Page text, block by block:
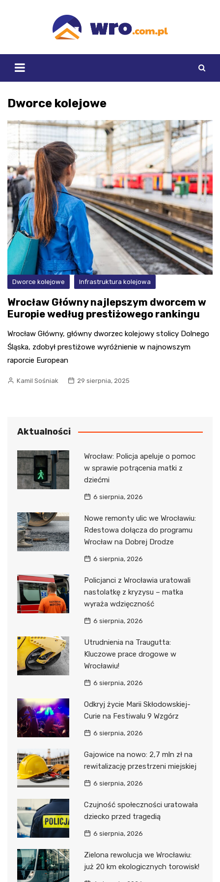
Dworce kolejowe
Dworce kolejowe Infrastruktura kolejowa
Wrocław Główny najlepszym dworcem w
Europie według prestiżowego rankingu
Wrocław Główny, główny dworzec kolejowy stolicy Dolnego
Śląska, zdobył prestiżowe wyróżnienie w najnowszym
raporcie European
Kamil Sośniak 29 sierpnia, 2025
Aktualności
Wrocław: Policja apeluje o pomoc
w sprawie potrącenia matki z
dziećmi
6 sierpnia, 2026
Nowe remonty ulic we Wrocławiu:
Rdestowa dołącza do programu
Wrocław na Dobrej Drodze
6 sierpnia, 2026
Policjanci z Wrocławia uratowali
nastolatkę z kryzysu – matka
wyraża wdzięczność
6 sierpnia, 2026
Utrudnienia na Traugutta:
Kluczowe prace drogowe w
Wrocławiu!
6 sierpnia, 2026
Odkryj życie Marii Skłodowskiej-
Curie na Festiwalu 9 Wzgórz
6 sierpnia, 2026
Gajowice na nowo: 2,7 mln zł na
rewitalizację przestrzeni miejskiej
6 sierpnia, 2026
Czujność społeczności uratowała
dziecko przed tragedią
6 sierpnia, 2026
Zielona rewolucja we Wrocławiu:
już 20 km ekologicznych torowisk!